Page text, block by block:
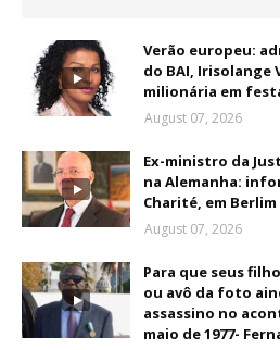
Verão europeu:
do BAI, Irisolange
milionária em
August 07, 2026
Ex-ministro da
na Alemanha:
Charité, em Berlim
August 07, 2026
Para que seus
ou avô da foto
assassino no
maio de 1977-